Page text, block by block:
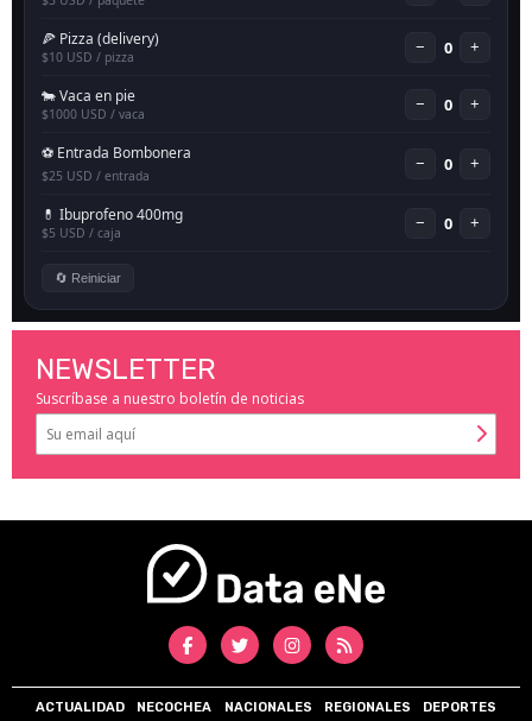
NEWSLETTER
Suscríbase a nuestro boletín de noticias
ACTUALIDAD NECOCHEA NACIONALES REGIONALES DEPORTES